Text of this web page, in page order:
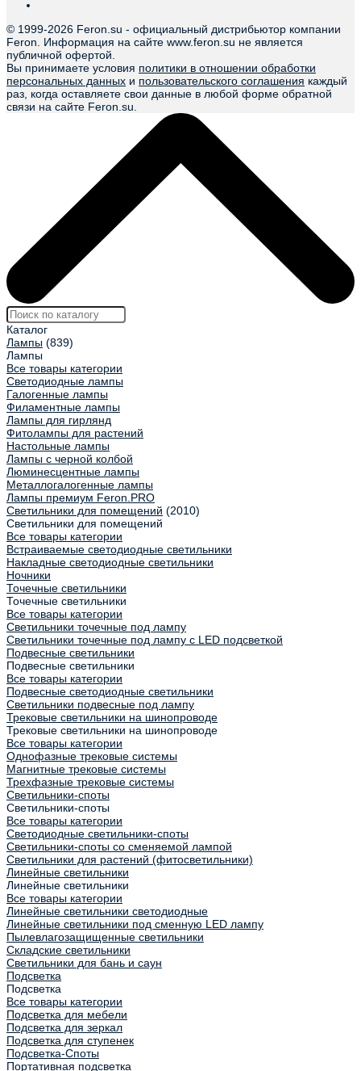
© 1999-2026 Feron.su - официальный дистрибьютор компании
Feron. Информация на сайте www.feron.su не является
публичной офертой.
Вы принимаете условия политики в отношении обработки
персональных данных и пользовательского соглашения каждый
раз, когда оставляете свои данные в любой форме обратной
связи на сайте Feron.su.
Каталог
Лампы (839)
Лампы
Все товары категории
Светодиодные лампы
Галогенные лампы
Филаментные лампы
Лампы для гирлянд
Фитолампы для растений
Настольные лампы
Лампы с черной колбой
Люминесцентные лампы
Металлогалогенные лампы
Лампы премиум Feron.PRO
Светильники для помещений (2010)
Светильники для помещений
Все товары категории
Встраиваемые светодиодные светильники
Накладные светодиодные светильники
Ночники
Точечные светильники
Точечные светильники
Все товары категории
Светильники точечные под лампу
Светильники точечные под лампу с LED подсветкой
Подвесные светильники
Подвесные светильники
Все товары категории
Подвесные светодиодные светильники
Светильники подвесные под лампу
Трековые светильники на шинопроводе
Трековые светильники на шинопроводе
Все товары категории
Однофазные трековые системы
Магнитные трековые системы
Трехфазные трековые системы
Светильники-споты
Светильники-споты
Все товары категории
Светодиодные светильники-споты
Светильники-споты со сменяемой лампой
Светильники для растений (фитосветильники)
Линейные светильники
Линейные светильники
Все товары категории
Линейные светильники светодиодные
Линейные светильники под сменную LED лампу
Пылевлагозащищенные светильники
Складские светильники
Светильники для бань и саун
Подсветка
Подсветка
Все товары категории
Подсветка для мебели
Подсветка для зеркал
Подсветка для ступенек
Подсветка-Споты
Портативная подсветка